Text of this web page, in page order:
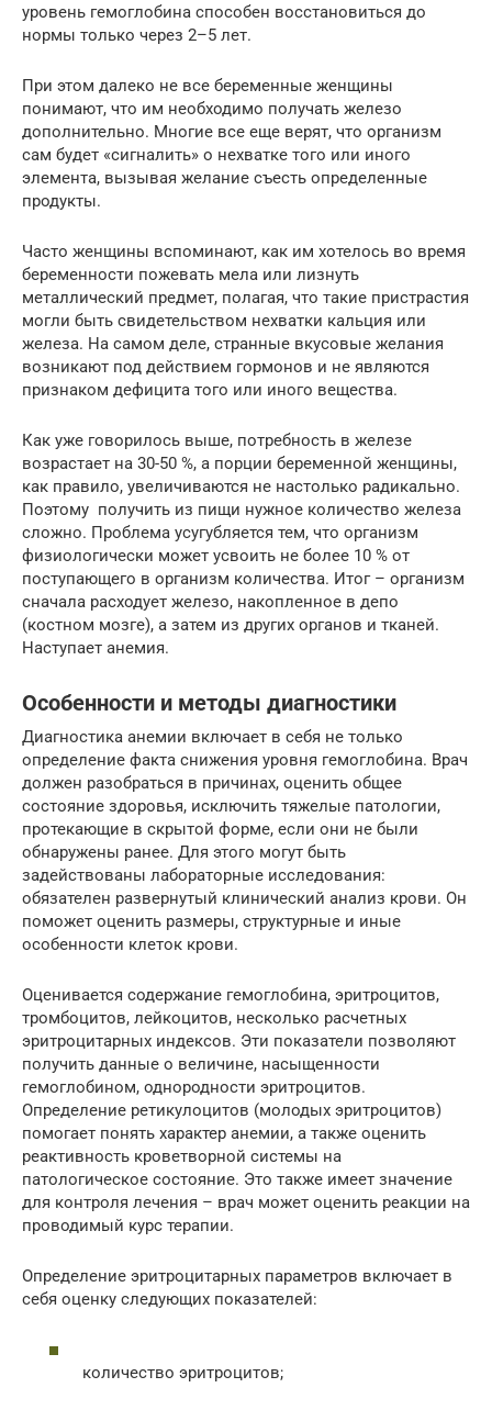
уровень гемоглобина способен восстановиться до
нормы только через 2–5 лет.
При этом далеко не все беременные женщины
понимают, что им необходимо получать железо
дополнительно. Многие все еще верят, что организм
сам будет «сигналить» о нехватке того или иного
элемента, вызывая желание съесть определенные
продукты.
Часто женщины вспоминают, как им хотелось во время
беременности пожевать мела или лизнуть
металлический предмет, полагая, что такие пристрастия
могли быть свидетельством нехватки кальция или
железа. На самом деле, странные вкусовые желания
возникают под действием гормонов и не являются
признаком дефицита того или иного вещества.
Как уже говорилось выше, потребность в железе
возрастает на 30-50 %, а порции беременной женщины,
как правило, увеличиваются не настолько радикально.
Поэтому получить из пищи нужное количество железа
сложно. Проблема усугубляется тем, что организм
физиологически может усвоить не более 10 % от
поступающего в организм количества. Итог – организм
сначала расходует железо, накопленное в депо
(костном мозге), а затем из других органов и тканей.
Наступает анемия.
Особенности и методы диагностики
Диагностика анемии включает в себя не только
определение факта снижения уровня гемоглобина. Врач
должен разобраться в причинах, оценить общее
состояние здоровья, исключить тяжелые патологии,
протекающие в скрытой форме, если они не были
обнаружены ранее. Для этого могут быть
задействованы лабораторные исследования:
обязателен развернутый клинический анализ крови. Он
поможет оценить размеры, структурные и иные
особенности клеток крови.
Оценивается содержание гемоглобина, эритроцитов,
тромбоцитов, лейкоцитов, несколько расчетных
эритроцитарных индексов. Эти показатели позволяют
получить данные о величине, насыщенности
гемоглобином, однородности эритроцитов.
Определение ретикулоцитов (молодых эритроцитов)
помогает понять характер анемии, а также оценить
реактивность кроветворной системы на
патологическое состояние. Это также имеет значение
для контроля лечения – врач может оценить реакции на
проводимый курс терапии.
Определение эритроцитарных параметров включает в
себя оценку следующих показателей:
количество эритроцитов;